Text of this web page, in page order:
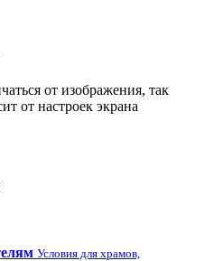
от изображения, так
от настроек экрана
Условия для храмов,